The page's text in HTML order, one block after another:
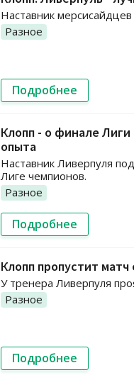
Наставник
Разное
Подробнее
Клопп - о финале
опыта
Наставник Ливерпуля
Лиге чемпионов.
Разное
Подробнее
Клопп пропустит
У тренера Ливерпуля
Разное
Подробнее